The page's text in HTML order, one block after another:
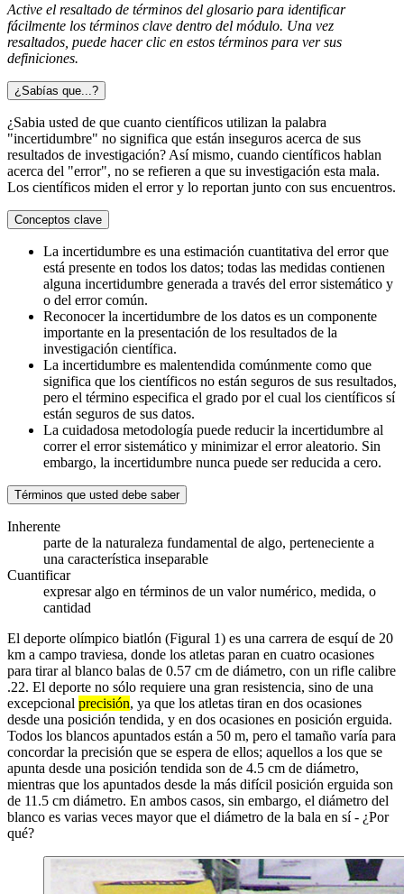
Active el resaltado de términos del glosario para identificar
fácilmente los términos clave dentro del módulo. Una vez
resaltados, puede hacer clic en estos términos para ver sus
definiciones.
¿Sabías que...?
¿Sabia usted de que cuanto científicos utilizan la palabra
"incertidumbre" no significa que están inseguros acerca de sus
resultados de investigación? Así mismo, cuando científicos hablan
acerca del "error", no se refieren a que su investigación esta mala.
Los científicos miden el error y lo reportan junto con sus encuentros.
Conceptos clave
La incertidumbre es una estimación cuantitativa del error que
está presente en todos los datos; todas las medidas contienen
alguna incertidumbre generada a través del error sistemático y
o del error común.
Reconocer la incertidumbre de los datos es un componente
importante en la presentación de los resultados de la
investigación científica.
La incertidumbre es malentendida comúnmente como que
significa que los científicos no están seguros de sus resultados,
pero el término especifica el grado por el cual los científicos sí
están seguros de sus datos.
La cuidadosa metodología puede reducir la incertidumbre al
correr el error sistemático y minimizar el error aleatorio. Sin
embargo, la incertidumbre nunca puede ser reducida a cero.
Términos que usted debe saber
Inherente
parte de la naturaleza fundamental de algo, perteneciente a
una característica inseparable
Cuantificar
expresar algo en términos de un valor numérico, medida, o
cantidad
El deporte olímpico biatlón (Figural 1) es una carrera de esquí de 20
km a campo traviesa, donde los atletas paran en cuatro ocasiones
para tirar al blanco balas de 0.57 cm de diámetro, con un rifle calibre
.22. El deporte no sólo requiere una gran resistencia, sino de una
excepcional precisión, ya que los atletas tiran en dos ocasiones
desde una posición tendida, y en dos ocasiones en posición erguida.
Todos los blancos apuntados están a 50 m, pero el tamaño varía para
concordar la precisión que se espera de ellos; aquellos a los que se
apunta desde una posición tendida son de 4.5 cm de diámetro,
mientras que los apuntados desde la más difícil posición erguida son
de 11.5 cm diámetro. En ambos casos, sin embargo, el diámetro del
blanco es varias veces mayor que el diámetro de la bala en sí - ¿Por
qué?